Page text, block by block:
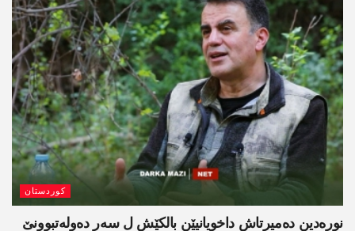
کوردستان
نورەدین دەمیرتاش داخویانیێن بالکێش ل سەر دەولەتبوونێ